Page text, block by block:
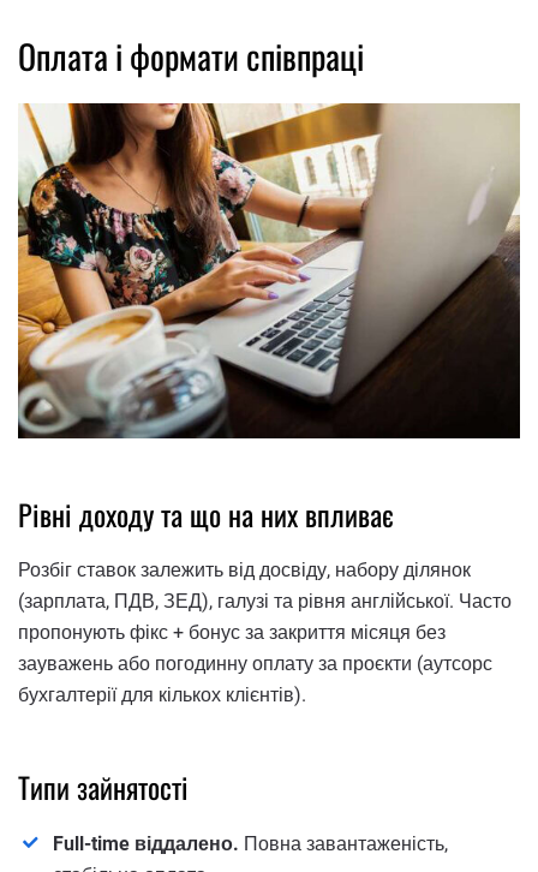
Оплата і формати співпраці
Рівні доходу та що на них впливає
Розбіг ставок залежить від досвіду, набору ділянок
(зарплата, ПДВ, ЗЕД), галузі та рівня англійської. Часто
пропонують фікс + бонус за закриття місяця без
зауважень або погодинну оплату за проєкти (аутсорс
бухгалтерії для кількох клієнтів).
Типи зайнятості
Full-time віддалено. Повна завантаженість,